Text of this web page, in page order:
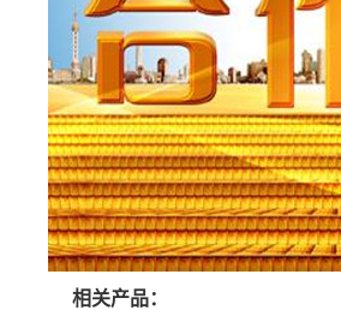
相关产品：